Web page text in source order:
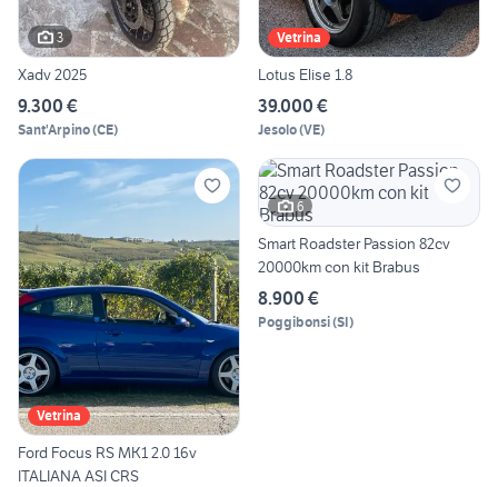
3
Xadv 2025
9.300 €
Sant'Arpino(CE)
Vetrina
Lotus Elise 1.8
39.000 €
Jesolo(VE)
Vetrina
Ford Focus RS MK1 2.0 16v
ITALIANA ASI CRS
6
Smart Roadster Passion 82cv
20000km con kit Brabus
8.900 €
Poggibonsi(SI)